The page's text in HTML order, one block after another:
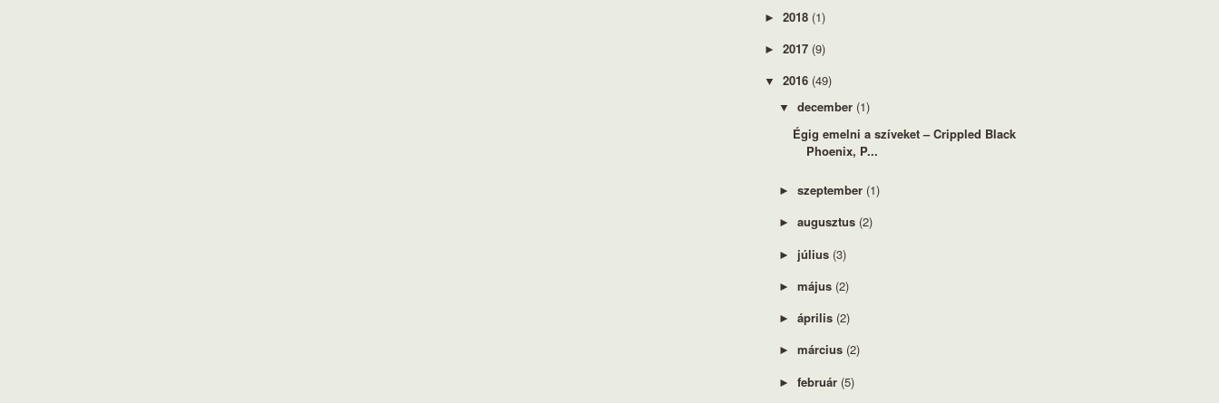
► 2018 (1)
► 2017 (9)
▼ 2016 (49)
▼ december (1)
Égig emelni a szíveket – Crippled Black
Phoenix, P...
► szeptember (1)
► augusztus (2)
► július (3)
► május (2)
► április (2)
► március (2)
► február (5)